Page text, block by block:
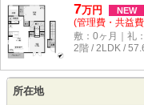
7万円 NEW
(管理費・共益
敷：0ヶ月｜礼
2階 / 2LDK /
所在地